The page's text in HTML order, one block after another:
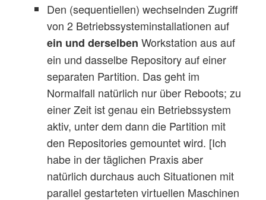
Den (sequentiellen) wechselnden Zugriff
von 2 Betriebssysteminstallationen auf
ein und derselben Workstation aus auf
ein und dasselbe Repository auf einer
separaten Partition. Das geht im
Normalfall natürlich nur über Reboots; zu
einer Zeit ist genau ein Betriebssystem
aktiv, unter dem dann die Partition mit
den Repositories gemountet wird. [Ich
habe in der täglichen Praxis aber
natürlich durchaus auch Situationen mit
parallel gestarteten virtuellen Maschinen